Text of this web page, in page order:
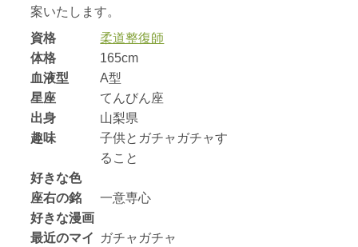
案いたします。
資格
柔道整復師
体格
165cm
血液型
A型
星座
てんびん座
出身
山梨県
趣味
子供とガチャガチャす
ること
好きな色
座右の銘
一意専心
好きな漫画
最近のマイ
ガチャガチャ